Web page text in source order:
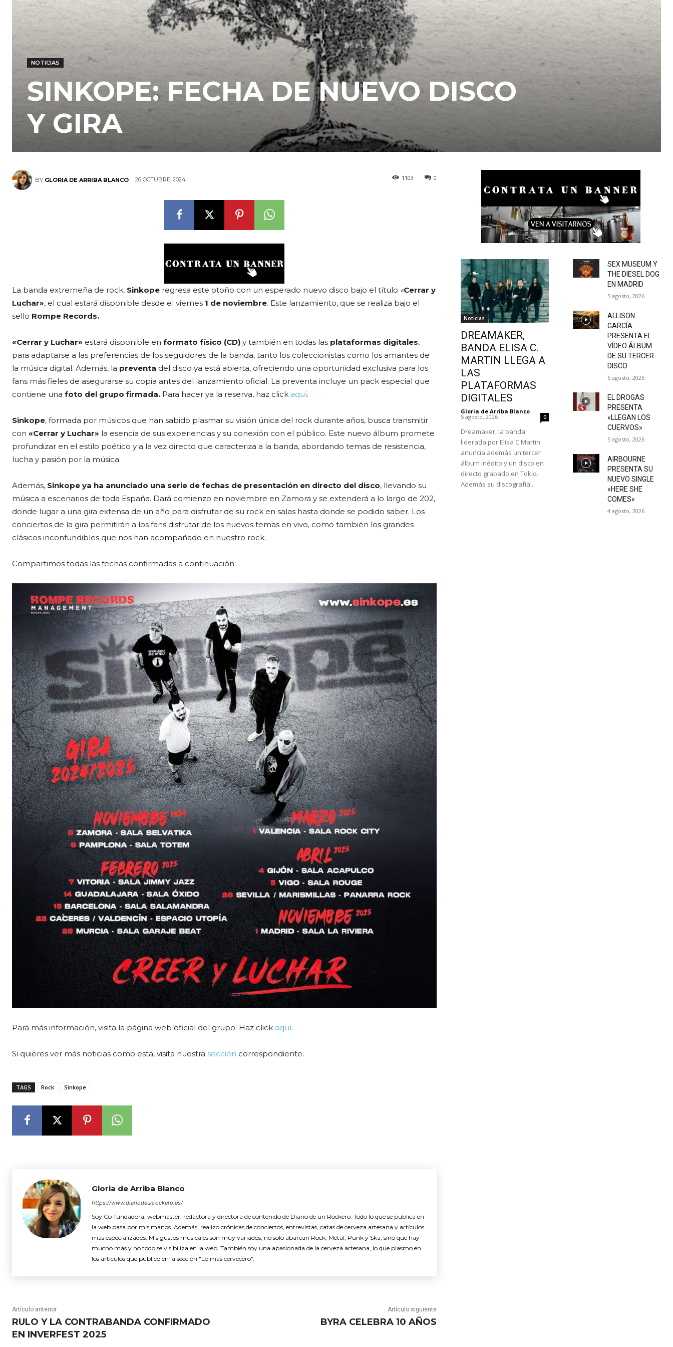
NOTICIAS
SINKOPE: FECHA DE NUEVO DISCO
Y GIRA
BY GLORIA DE ARRIBA BLANCO 26 OCTUBRE, 2024 0
1103
La banda extremeña de rock, Sinkope regresa este otoño con un esperado nuevo disco bajo el título «Cerrar y
Luchar», el cual estará disponible desde el viernes 1 de noviembre. Este lanzamiento, que se realiza bajo el
sello Rompe Records.
«Cerrar y Luchar» estará disponible en formato físico (CD) y también en todas las plataformas digitales,
para adaptarse a las preferencias de los seguidores de la banda, tanto los coleccionistas como los amantes de
la música digital. Además, la preventa del disco ya está abierta, ofreciendo una oportunidad exclusiva para los
fans más fieles de asegurarse su copia antes del lanzamiento oficial. La preventa incluye un pack especial que
contiene una foto del grupo firmada. Para hacer ya la reserva, haz click aquí.
Sinkope, formada por músicos que han sabido plasmar su visión única del rock durante años, busca transmitir
con «Cerrar y Luchar» la esencia de sus experiencias y su conexión con el público. Este nuevo álbum promete
profundizar en el estilo poético y a la vez directo que caracteriza a la banda, abordando temas de resistencia,
lucha y pasión por la música.
Además, Sinkope ya ha anunciado una serie de fechas de presentación en directo del disco, llevando su
música a escenarios de toda España. Dará comienzo en noviembre en Zamora y se extenderá a lo largo de 202,
donde lugar a una gira extensa de un año para disfrutar de su rock en salas hasta donde se podido saber. Los
conciertos de la gira permitirán a los fans disfrutar de los nuevos temas en vivo, como también los grandes
clásicos inconfundibles que nos han acompañado en nuestro rock.
Compartimos todas las fechas confirmadas a continuación:
Para más información, visita la página web oficial del grupo. Haz click aquí.
Si quieres ver más noticias como esta, visita nuestra sección correspondiente.
TAGS Rock Sinkope
Gloria de Arriba Blanco
https://www.diariodeunrockero.es/
Soy Co-fundadora, webmaster, redactora y directora de contenido de Diario de un Rockero. Todo lo que se publica en
la web pasa por mis manos. Además, realizo crónicas de conciertos, entrevistas, catas de cerveza artesana y artículos
más especializados. Mis gustos musicales son muy variados, no solo abarcan Rock, Metal, Punk y Ska, sino que hay
mucho más y no todo se visibiliza en la web. También soy una apasionada de la cerveza artesana, lo que plasmo en
los artículos que publico en la sección "Lo más cervecero".
Artículo anterior
RULO Y LA CONTRABANDA CONFIRMADO
EN INVERFEST 2025
Artículo siguiente
BYRA CELEBRA 10 AÑOS
Noticias
DREAMAKER,
BANDA ELISA C.
MARTIN LLEGA A
LAS
PLATAFORMAS
DIGITALES
Gloria de Arriba Blanco -
5 agosto, 2026 0
Dreamaker, la banda
liderada por Elisa C.Martin
anuncia además un tercer
álbum inédito y un disco en
directo grabado en Tokio.
Además su discografía...
SEX MUSEUM Y
THE DIESEL DOG
EN MADRID
5 agosto, 2026
ALLISON
GARCÍA
PRESENTA EL
VÍDEO ÁLBUM
DE SU TERCER
DISCO
5 agosto, 2026
EL DROGAS
PRESENTA
«LLEGAN LOS
CUERVOS»
5 agosto, 2026
AIRBOURNE
PRESENTA SU
NUEVO SINGLE
«HERE SHE
COMES»
4 agosto, 2026